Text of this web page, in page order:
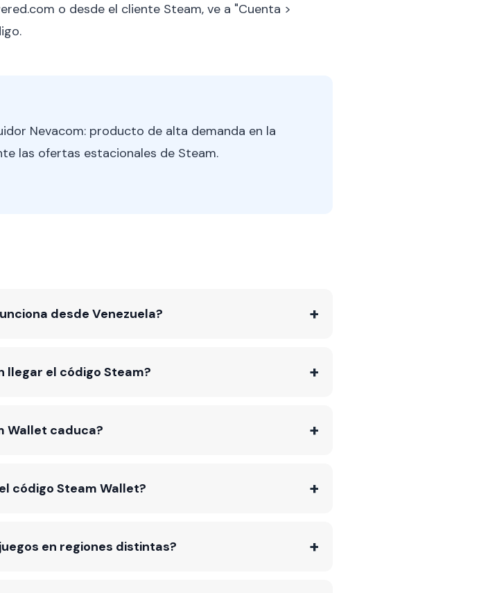
o desde el cliente Steam, ve a "Cuenta >
Nevacom: producto de alta demanda en la
las ofertas estacionales de Steam.
desde Venezuela? +
llegar el código Steam? +
Wallet caduca? +
código Steam Wallet? +
en regiones distintas? +